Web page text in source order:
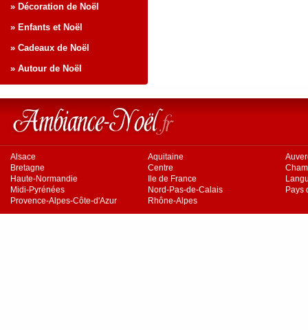
» Décoration de Noël
» Enfants et Noël
» Cadeaux de Noël
» Autour de Noël
Alsace Aquitaine
Bretagne
Centre
Haute-Normandie
Ile de France
Midi-Pyrénées
Nord-Pas-de-Calais
Pays
Provence-Alpes-Côte-d'Azur
Rhône-Alpes